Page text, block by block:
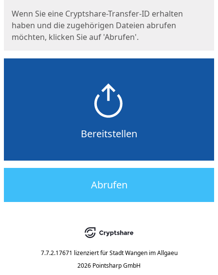
Wenn Sie eine Cryptshare-Transfer-ID erhalten
haben und die zugehörigen Dateien abrufen
möchten, klicken Sie auf 'Abrufen'.
Bereitstellen
Abrufen
7.7.2.17671 lizenziert für Stadt Wangen im Allgaeu
2026 Pointsharp GmbH